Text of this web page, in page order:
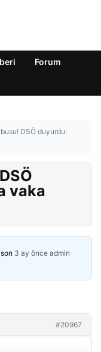
Forum
DSÖ duyurdu:
vaka
3 ay önce admin
#20967